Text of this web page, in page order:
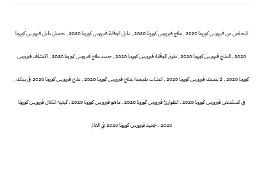
التخلص من فيرورس كورونا 2020 , علاج فيرورس كورونا 2020 , دليل الوقاية فيرورس كورونا 2020 , تحميل دليل فيرورس كورونا
2020 , العلاج فيرورس كورونا 2020 , طرق الوقاية فيرورس كورونا 2020 , جديد علاج فيرورس كورونا 2020 , اكتشاف فيرورس
كورونا 2020 , لا يصبك فيرورس كورونا 2020 , اعشاب طبيعية لعلاج فيرورس كورونا 2020 , علاج فيرورس كورونا 2020 في بيتك ,
في المستشفى فيرورس كورونا 2020 , الطوارئ فيرورس كورونا 2020 , ماهو فيرورس كورونا 2020 , كيفية انتقال فيرورس كورونا
2020 , جديد فيرورس كورونا 2020 في العالم